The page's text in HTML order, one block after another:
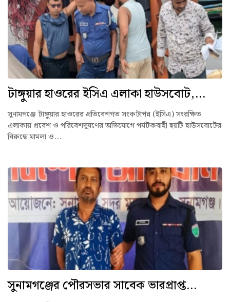
টাঙ্গুয়ার হাওরের ইসিএ এলাকা হাউসবোট,...
সুনামগঞ্জে টাঙ্গুয়ার হাওরের প্রতিবেশগত সংকটাপন্ন (ইসিএ) সংরক্ষিত
এলাকায় প্রবেশ ও পরিবেশদূষণের অভিযোগে পর্যটকবাহী ছয়টি হাউসবোটের
বিরুদ্ধে মামলা ও...
সুনামগঞ্জের পৌরসভার সাবেক ভারপ্রাপ্ত...